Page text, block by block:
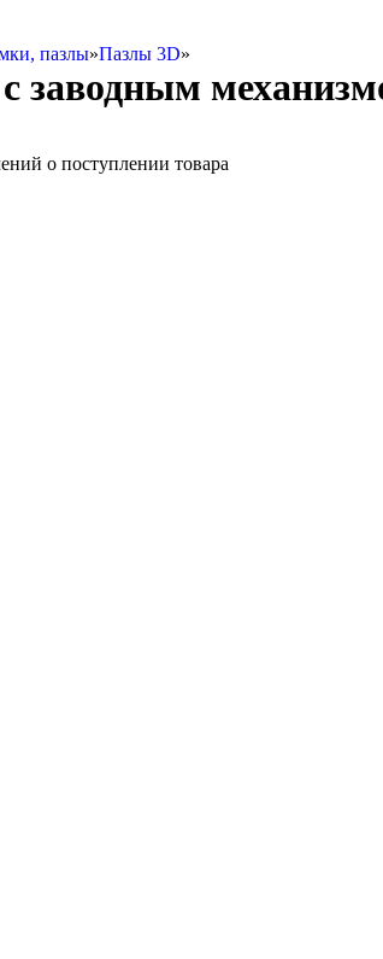
пазлы»Пазлы 3D»
заводным
о поступлении товара